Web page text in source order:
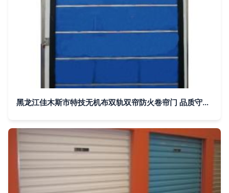
黑龙江佳木斯市特技无机布双轨双帘防火卷帘门 品质守护安全每一刻